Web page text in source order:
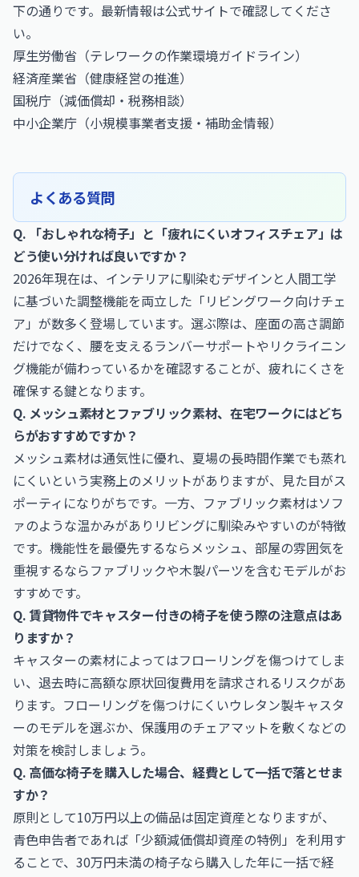
下の通りです。最新情報は公式サイトで確認してくださ
い。
厚生労働省 （テレワークの作業環境ガイドライン）
経済産業省 （健康経営の推進）
国税庁 （減価償却・税務相談）
中小企業庁 （小規模事業者支援・補助金情報）
よくある質問
Q. 「おしゃれな椅子」と「疲れにくいオフィスチェア」は
どう使い分ければ良いですか？
2026年現在は、インテリアに馴染むデザインと人間工学
に基づいた調整機能を両立した「リビングワーク向けチェ
ア」が数多く登場しています。選ぶ際は、座面の高さ調節
だけでなく、腰を支えるランバーサポートやリクライニン
グ機能が備わっているかを確認することが、疲れにくさを
確保する鍵となります。
Q. メッシュ素材とファブリック素材、在宅ワークにはどち
らがおすすめですか？
メッシュ素材は通気性に優れ、夏場の長時間作業でも蒸れ
にくいという実務上のメリットがありますが、見た目がス
ポーティになりがちです。一方、ファブリック素材はソフ
ァのような温かみがありリビングに馴染みやすいのが特徴
です。機能性を最優先するならメッシュ、部屋の雰囲気を
重視するならファブリックや木製パーツを含むモデルがお
すすめです。
Q. 賃貸物件でキャスター付きの椅子を使う際の注意点はあ
りますか？
キャスターの素材によってはフローリングを傷つけてしま
い、退去時に高額な原状回復費用を請求されるリスクがあ
ります。フローリングを傷つけにくいウレタン製キャスタ
ーのモデルを選ぶか、保護用のチェアマットを敷くなどの
対策を検討しましょう。
Q. 高価な椅子を購入した場合、経費として一括で落とせま
すか？
原則として10万円以上の備品は固定資産となりますが、
青色申告者であれば「少額減価償却資産の特例」を利用す
ることで、30万円未満の椅子なら購入した年に一括で経